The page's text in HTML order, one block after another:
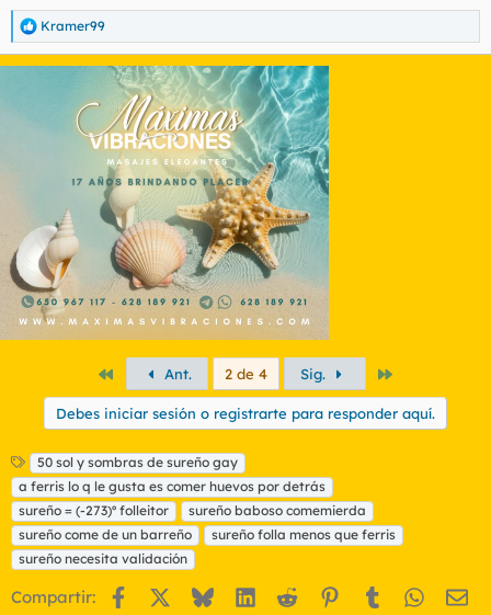
R
e
a
Kramer99
PrimeroAnt. 2 de 4 Sig.
Debes iniciar sesión o registrarte para responder aquí.
E
t
i
q
u
e
a
50 sol y sombras de sureño gay
a ferris lo q le gusta es comer huevos por detrás
sureño = (-273)º folleitor
sureño baboso comemierda
sureño come de un barreño
sureño folla menos que ferris
sureño necesita validación
Compartir: Facebook BlueskyLinkedIn
Reddit Pinterest
Tumblr